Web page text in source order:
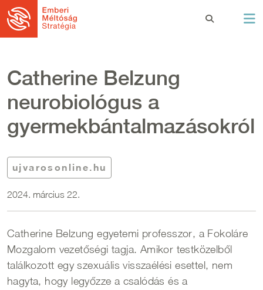
Ugrás a tartalomra
Catherine Belzung
neurobiológus a
gyermekbántalmazásokról
ujvarosonline.hu
2024. március 22.
Catherine Belzung egyetemi professzor, a Fokoláre
Mozgalom vezetőségi tagja. Amikor testközelből
találkozott egy szexuális visszaélési esettel, nem
hagyta, hogy legyőzze a csalódás és a